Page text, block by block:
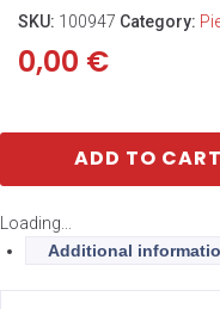
SKU: 100947 Category:
0,00 €
ADD TO CART
Loading...
Additional